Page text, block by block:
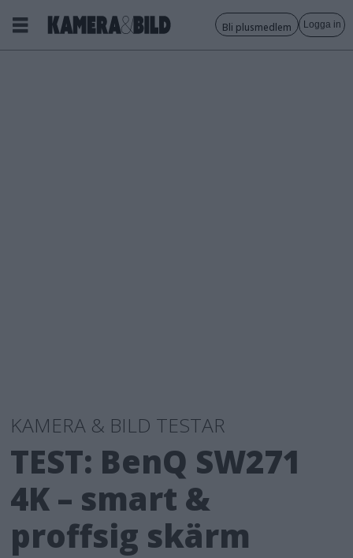
Bli plusmedlem Logga in
KAMERA & BILD TESTAR
TEST: BenQ SW271
4K – smart &
proffsig skärm